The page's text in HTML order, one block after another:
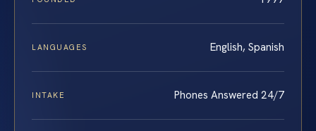
LANGUAGES English, Spanish
INTAKE Phones Answered 24/7